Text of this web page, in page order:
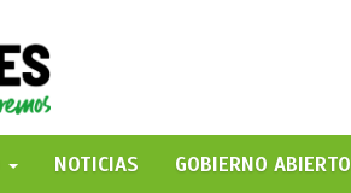
NOTICIAS GOBIERNO ABIERTO